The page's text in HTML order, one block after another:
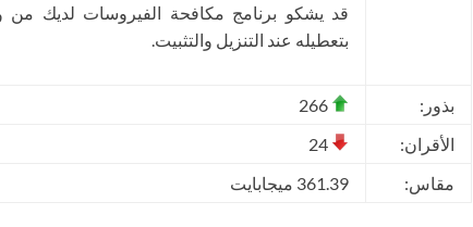
قد يشكو برنامج مكافحة الفيروسات لديك
بتعطيله عند التنزيل والتثبيت.
بذور:
الأقران:
مقاس:
361.39 ميجابايت